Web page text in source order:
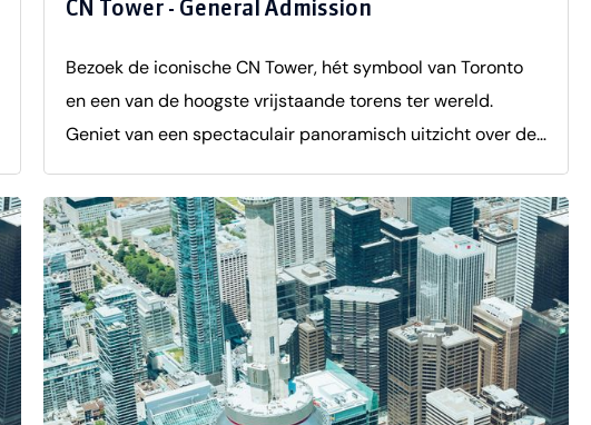
CN Tower - General Admission
Bezoek de iconische CN Tower, hét symbool van Toronto
en een van de hoogste vrijstaande torens ter wereld.
Geniet van een spectaculair panoramisch uitzicht over de
supersnelle lift bereik je eenvoudig de observatiedekken,
waar je onder andere over de beroemde Glass Floor kunt
lopen voor een spannende ervaring. Voor wie nog hoger wil,
is het SkyPod optioneel te bezoeken. Dankzij de centrale
ligging in Downtown Toronto is de CN Tower perfect te
combineren met andere highlights in de stad. Een absolute
must-see tijdens je verblijf.